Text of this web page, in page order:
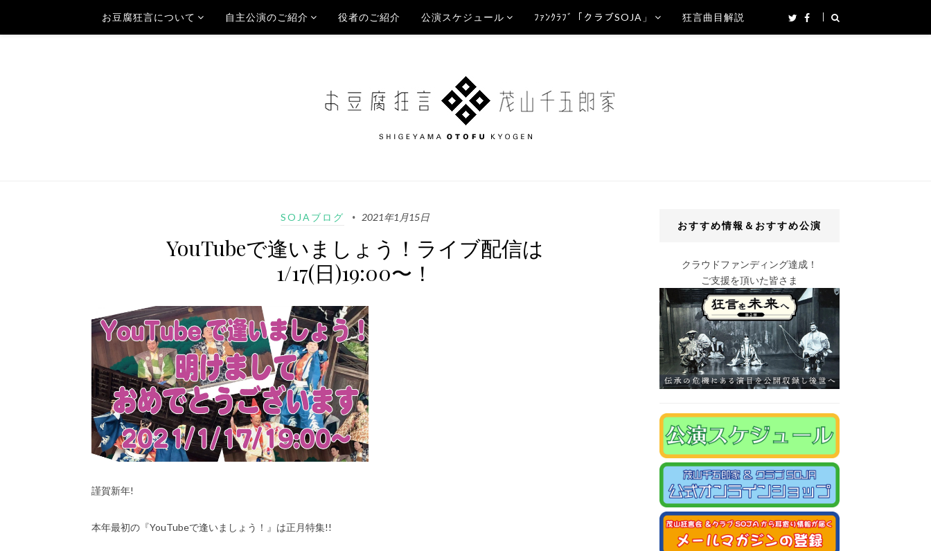
お豆腐狂言について 自主公演のご紹介 役者のご紹介 公演スケジュール ﾌｧﾝｸﾗﾌﾞ「クラブSOJA」 狂言曲目解説
SOJAブログ 2021年1月15日
YouTubeで逢いましょう！ライブ配信は
1/17(日)19:00〜！
謹賀新年!
本年最初の『YouTubeで逢いましょう！』は正月特集!!
おすすめ情報＆おすすめ公演
クラウドファンディング達成！
ご支援を頂いた皆さま